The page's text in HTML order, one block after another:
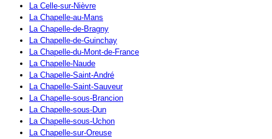
La Celle-sur-Nièvre
La Chapelle-au-Mans
La Chapelle-de-Bragny
La Chapelle-de-Guinchay
La Chapelle-du-Mont-de-France
La Chapelle-Naude
La Chapelle-Saint-André
La Chapelle-Saint-Sauveur
La Chapelle-sous-Brancion
La Chapelle-sous-Dun
La Chapelle-sous-Uchon
La Chapelle-sur-Oreuse